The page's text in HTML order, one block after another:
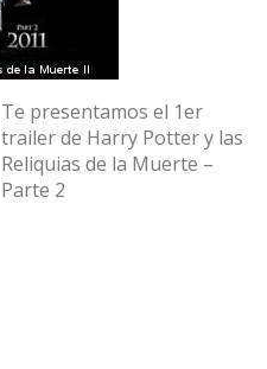
Te presentamos el 1er
trailer de Harry Potter y las
Reliquias de la Muerte –
Parte 2